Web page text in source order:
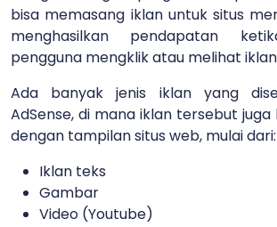
bisa memasang iklan untuk situs
menghasilkan pendapatan
pengguna mengklik atau melihat
Ada banyak jenis iklan yang
AdSense, di mana iklan tersebut juga
dengan tampilan situs web, mulai dari:
Iklan teks
Gambar
Video (Youtube)